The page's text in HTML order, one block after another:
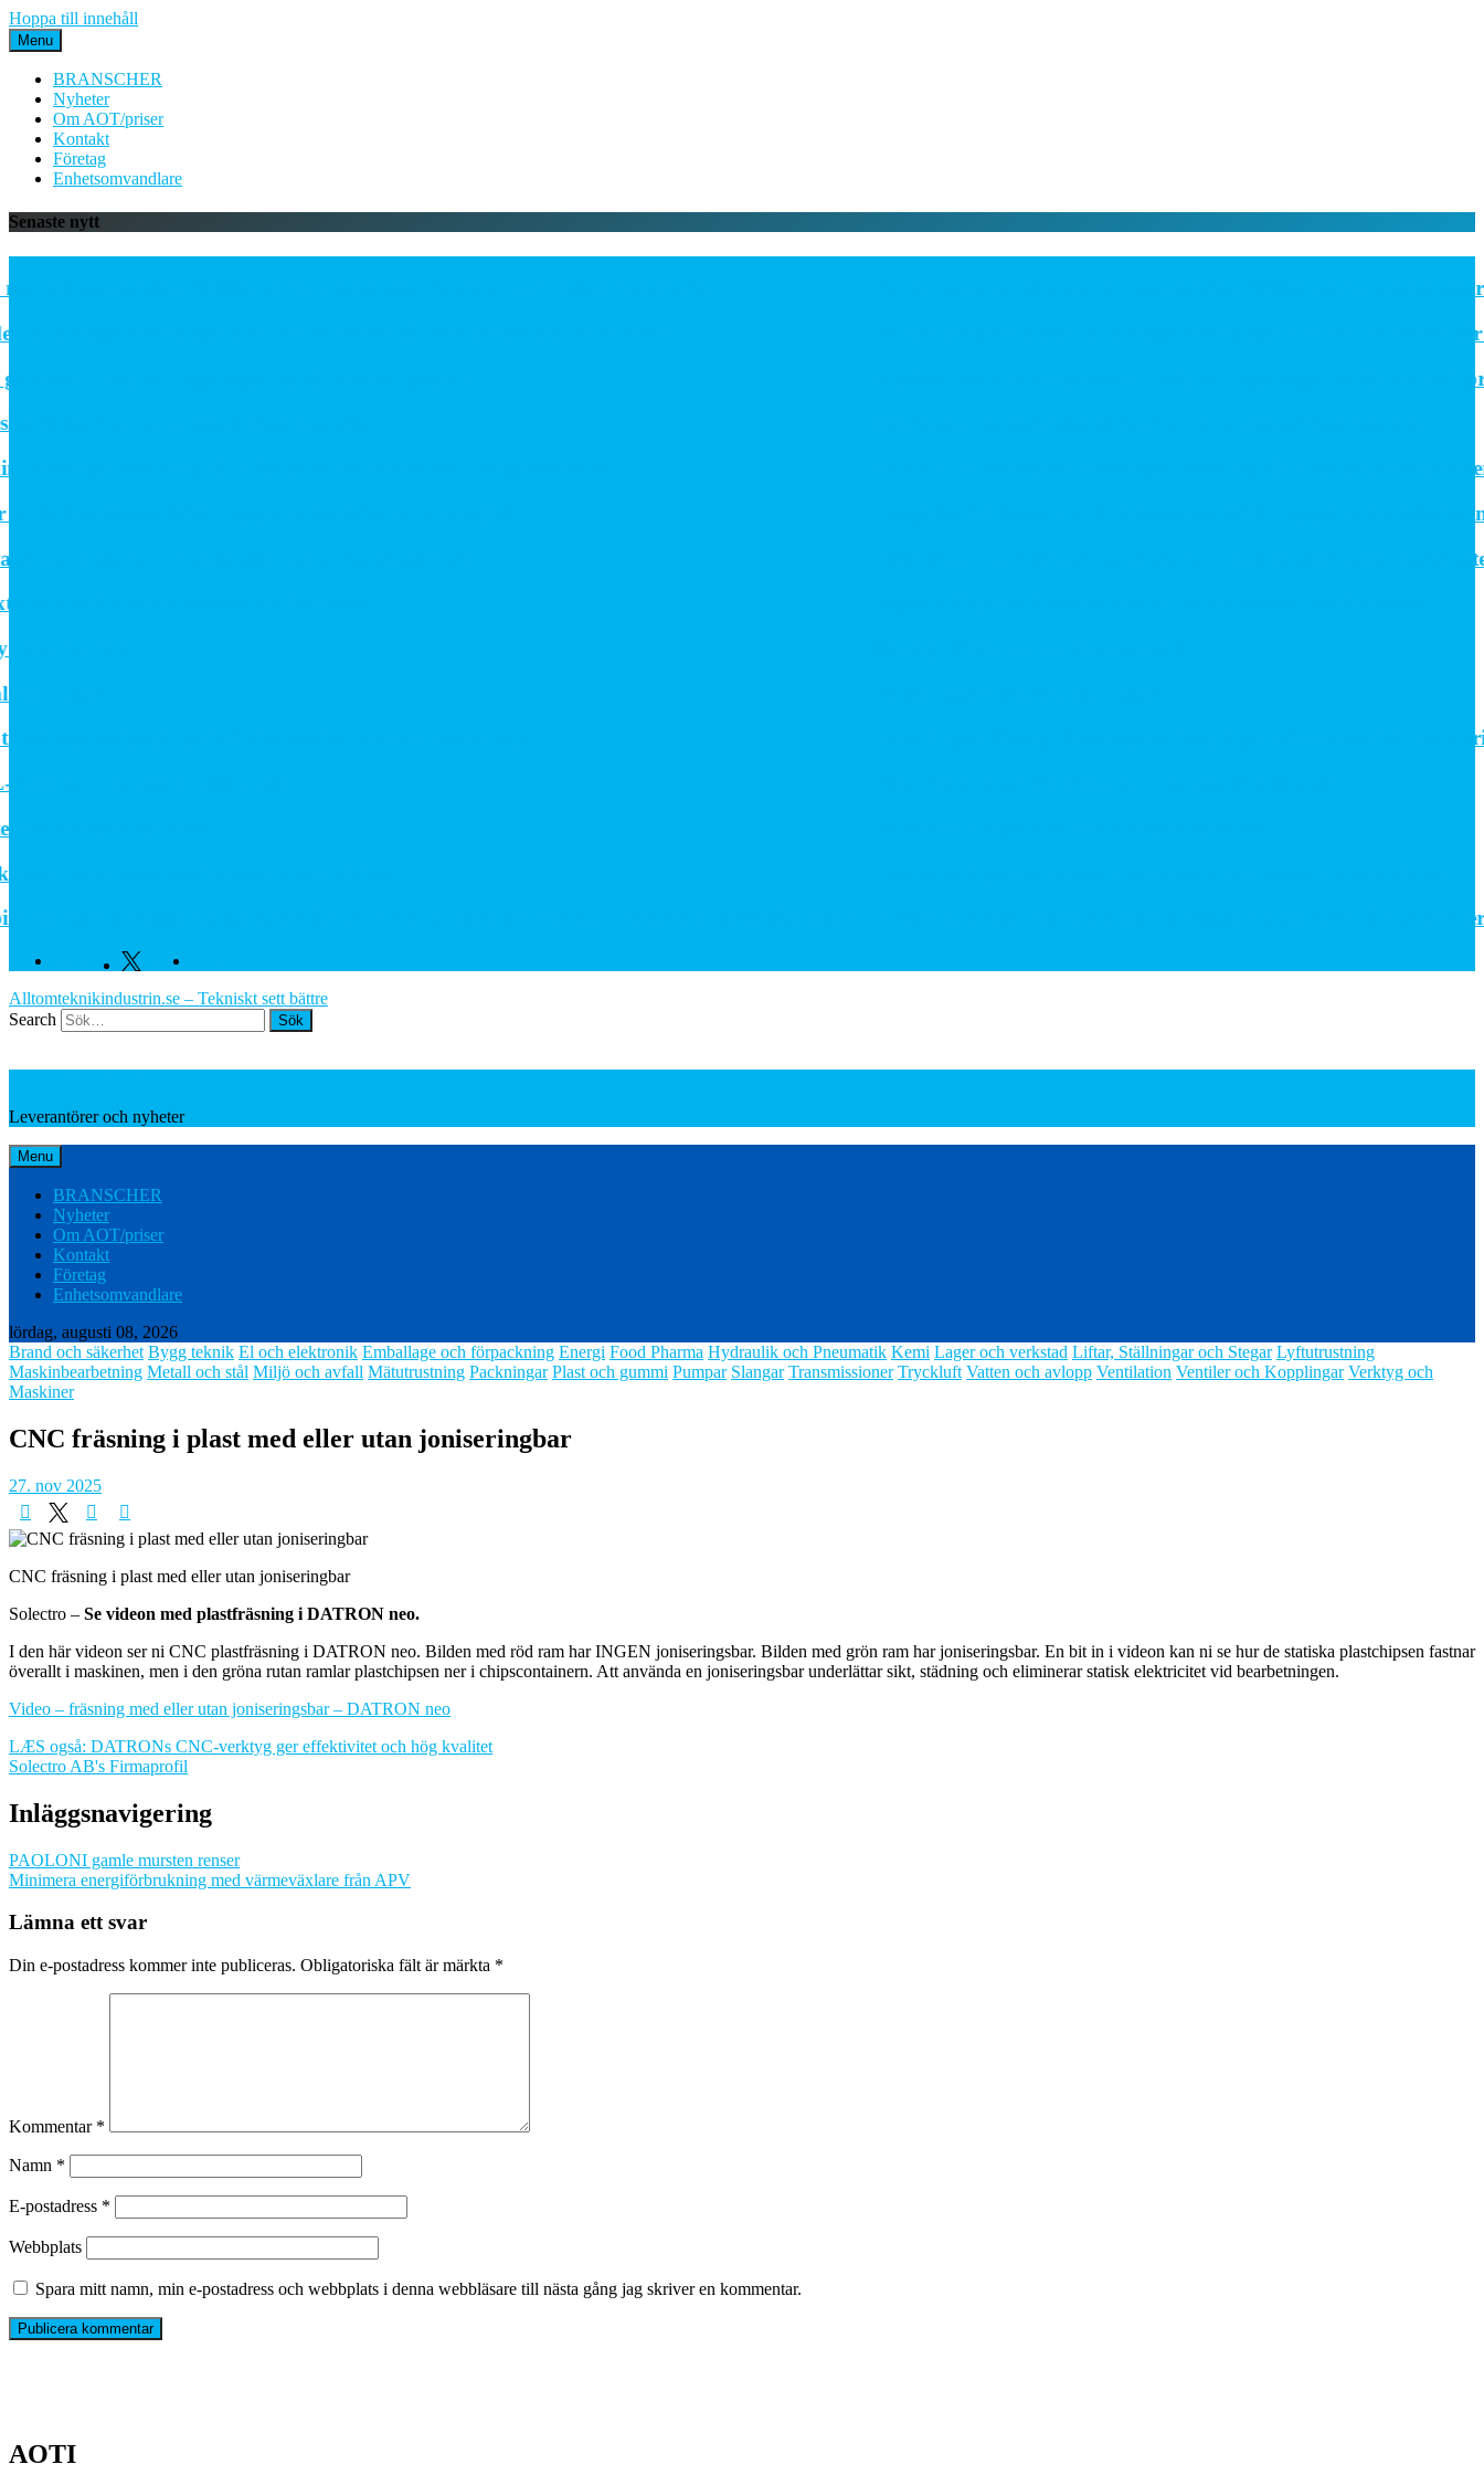
Hoppa till innehåll
Menu
BRANSCHER
Nyheter
Om AOT/priser
Kontakt
Företag
Enhetsomvandlare
Senaste nytt
mångsidiga PE06M-serien med proportionella tryckreduceringsventiler
temperatursensorn SCVOT2 Vortex för vätskekylning i datacenter
– välj rätt uppkoppling för ditt IoT-projekt
järnvägsnätets prestanda
partnerskap för högeffektiv distribuerad kraftproduktion
Roadshow 2026 – upptäck framtidens intralogistik
och stärker erbjudandet inom likströmsteknik
and Enhance Measuring Processes
prestigefyllt pris för industriellt monteringsverktyg
i kompakt utförande
långsiktigt avtal
som växte när industrin blev digital
fördjupar samarbetet för att leverera nästa generations industriella HMI-lösningar
Parker lanserar den mycket mångsidiga PE06M-serien med
Parker lanserar flödes- och temperatursensorn SCVOT2 Vortex för
Modem, router eller gateway – välj rätt uppkoppling för ditt IoT-
EODev och Baudouin inleder partnerskap för högeffektiv
Jungheinrich bjuder in till Roadshow 2026 – upptäck framtidens
ABB förvärvar Advantics och stärker erbjudandet inom
Atlas Copco Group tilldelas prestigefyllt pris för industriellt
APEM och Alps Alpine Europe fördjupar samarbetet för att leverera
Facebook Twitter
Alltomteknikindustrin.se – Tekniskt sett bättre
Search
Leverantörer och nyheter
Menu
BRANSCHER
Nyheter
Om AOT/priser
Kontakt
Företag
Enhetsomvandlare
lördag, augusti 08, 2026
Brand och säkerhet Bygg teknik El och elektronik Emballage och förpackning Energi Food Pharma Hydraulik och Pneumatik Kemi Lager och verkstad Liftar, Ställningar och Stegar Lyftutrustning
Maskinbearbetning Metall och stål Miljö och avfall Mätutrustning Packningar Plast och gummi Pumpar Slangar Transmissioner Tryckluft Vatten och avlopp Ventilation Ventiler och Kopplingar Verktyg och
Maskiner
CNC fräsning i plast med eller utan joniseringbar
27. nov 2025
CNC fräsning i plast med eller utan joniseringbar
Solectro – Se videon med plastfräsning i DATRON neo.
I den här videon ser ni CNC plastfräsning i DATRON neo. Bilden med röd ram har INGEN joniseringsbar. Bilden med grön ram har joniseringsbar. En bit in i videon kan ni se hur de statiska plastchipsen fastnar
överallt i maskinen, men i den gröna rutan ramlar plastchipsen ner i chipscontainern. Att använda en joniseringsbar underlättar sikt, städning och eliminerar statisk elektricitet vid bearbetningen.
Video – fräsning med eller utan joniseringsbar – DATRON neo
LÆS også: DATRONs CNC-verktyg ger effektivitet och hög kvalitet
Solectro AB's Firmaprofil
Inläggsnavigering
PAOLONI gamle mursten renser
Minimera energiförbrukning med värmeväxlare från APV
Lämna ett svar
Din e-postadress kommer inte publiceras. Obligatoriska fält är märkta *
Kommentar *
Namn *
E-postadress *
Webbplats
Spara mitt namn, min e-postadress och webbplats i denna webbläsare till nästa gång jag skriver en kommentar.
AOTI